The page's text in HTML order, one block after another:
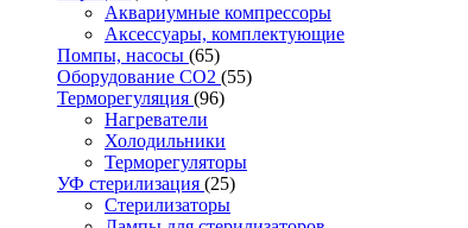
Аквариумные компрессоры
Аксессуары, комплектующие
Помпы, насосы (65)
Оборудование CO2 (55)
Терморегуляция (96)
Нагреватели
Холодильники
Терморегуляторы
УФ стерилизация (25)
Стерилизаторы